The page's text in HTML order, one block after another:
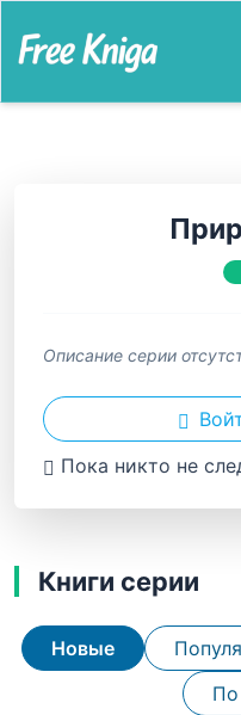
Описание серии
Пока никто не
Книги серии
Новые
По